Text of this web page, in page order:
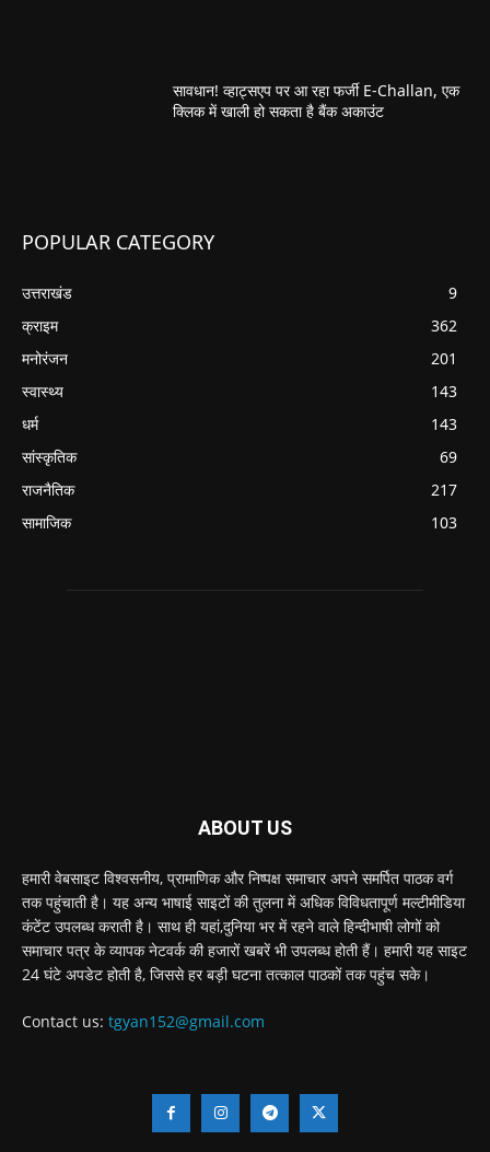
सावधान! व्हाट्सएप पर आ रहा फर्जी E-Challan, एक
क्लिक में खाली हो सकता है बैंक अकाउंट
POPULAR CATEGORY
उत्तराखंड
9
क्राइम
362
मनोरंजन
201
स्वास्थ्य
143
धर्म
143
सांस्कृतिक
69
राजनैतिक
217
सामाजिक
103
ABOUT US
हमारी वेबसाइट विश्वसनीय, प्रामाणिक और निष्पक्ष समाचार अपने समर्पित पाठक वर्ग
तक पहुंचाती है। यह अन्य भाषाई साइटों की तुलना में अधिक विविधतापूर्ण मल्टीमीडिया
कंटेंट उपलब्ध कराती है। साथ ही यहां,दुनिया भर में रहने वाले हिन्दीभाषी लोगों को
समाचार पत्र के व्यापक नेटवर्क की हजारों खबरें भी उपलब्ध होती हैं। हमारी यह साइट
24 घंटे अपडेट होती है, जिससे हर बड़ी घटना तत्काल पाठकों तक पहुंच सके।
Contact us: tgyan152@gmail.com